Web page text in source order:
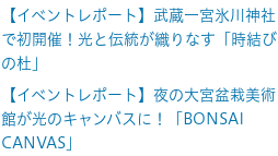
【イベントレポート】武蔵一宮氷川神社
で初開催！光と伝統が織りなす「時結び
の杜」
【イベントレポート】夜の大宮盆栽美術
館が光のキャンバスに！「BONSAI
CANVAS」